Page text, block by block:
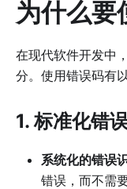
为什么要
在现代软件开发中
分。使用错误码有
1. 标准化错
系统化的错误
错误，而不需